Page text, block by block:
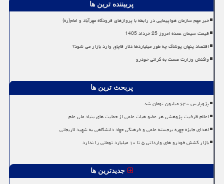
پربیننده ترین ها
خبر مهم سازمان هواپیمایی در رابطه با پروازهای فرودگاه مهرآباد و امام(ره)
قیمت سیمان عمده امروز 25 خرداد 1405
اقتصاد پنهان پوشاک چه طور میلیاردها دلار قاچاق وارد بازار می شود؟
واکنش وزارت صمت به گرانی خودرو
پربحث ترین ها
پژوپارس ۶۴۰ میلیون تومان شد
اعلام ظرفیت پژوهشی هر عضو هیات علمی از حمایت های بنیاد ملی علم
اهدای جایزه چهره برجسته علمی و فرهنگی جهاد دانشگاهی به شهید لاریجانی
بازار کشش خودرو های وارداتی ۵ تا ۱۰ میلیارد تومانی را ندارد
جدیدترین ها